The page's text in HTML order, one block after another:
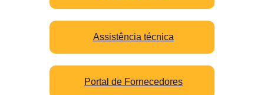
Assistência técnica
Portal de Fornecedores